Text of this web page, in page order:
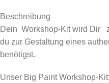
Beschreibung
Dein Workshop-Kit wird Dir
du zur Gestaltung eines
benötigst.
Unser Big Paint Workshop-Kit: